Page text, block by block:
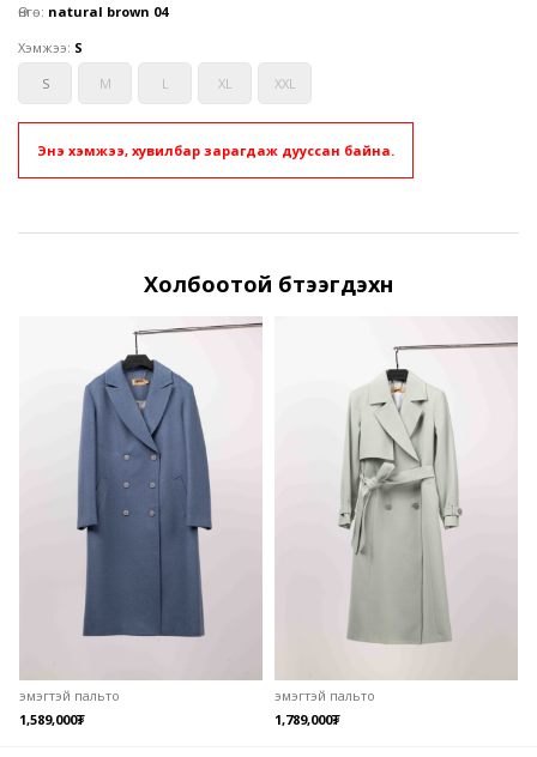
Өнгө: natural brown 04
Хэмжээ: S
S
M L XL XXL
Энэ хэмжээ, хувилбар зарагдаж дууссан байна.
Холбоотой бүтээгдэхүүн
эмэгтэй пальто
1,589,000₮
эмэгтэй пальто
1,789,000₮